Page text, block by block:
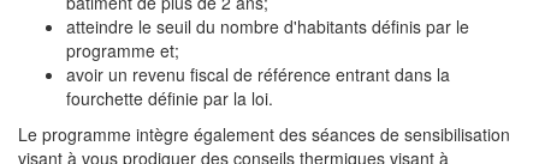
atteindre le seuil du nombre d'habitants définis par le
programme et;
avoir un revenu fiscal de référence entrant dans la
fourchette définie par la loi.
Le programme intègre également des séances de sensibilisation
visant à vous prodiguer des conseils thermiques visant à